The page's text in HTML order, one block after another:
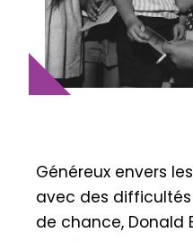
Généreux envers
avec des
de chance, Donald